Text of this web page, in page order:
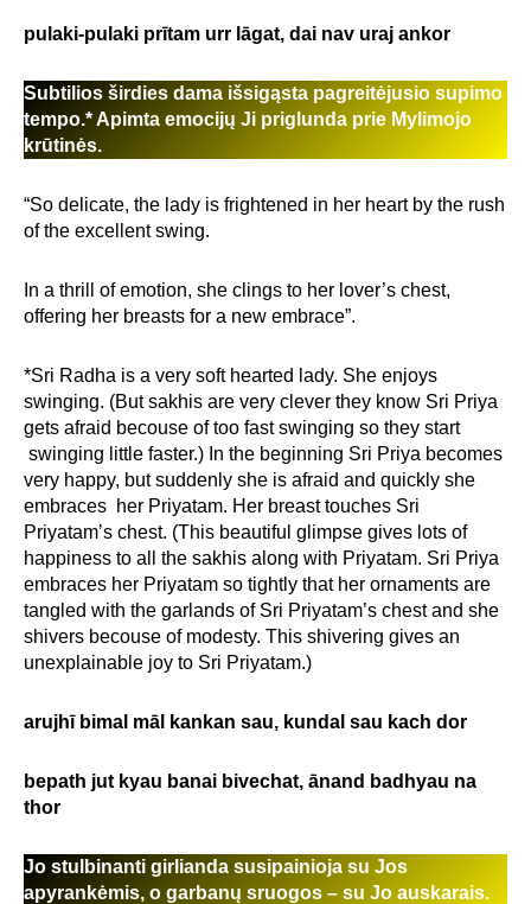
pulaki-pulaki prītam urr lāgat, dai nav uraj ankor
Subtilios širdies dama išsigąsta pagreitėjusio supimo
tempo.* Apimta emocijų Ji priglunda prie Mylimojo
krūtinės.
“So delicate, the lady is frightened in her heart by the rush
of the excellent swing.
In a thrill of emotion, she clings to her lover’s chest,
offering her breasts for a new embrace”.
*Sri Radha is a very soft hearted lady. She enjoys
swinging. (But sakhis are very clever they know Sri Priya
gets afraid becouse of too fast swinging so they start
swinging little faster.) In the beginning Sri Priya becomes
very happy, but suddenly she is afraid and quickly she
embraces her Priyatam. Her breast touches Sri
Priyatam’s chest. (This beautiful glimpse gives lots of
happiness to all the sakhis along with Priyatam. Sri Priya
embraces her Priyatam so tightly that her ornaments are
tangled with the garlands of Sri Priyatam’s chest and she
shivers becouse of modesty. This shivering gives an
unexplainable joy to Sri Priyatam.)
arujhī bimal māl kankan sau, kundal sau kach dor
bepath jut kyau banai bivechat, ānand badhyau na
thor
Jo stulbinanti girlianda susipainioja su Jos
apyrankėmis, o garbanų sruogos – su Jo auskarais.